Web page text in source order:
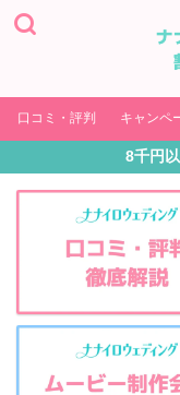
口コミ・評判 キャンペ
8千円